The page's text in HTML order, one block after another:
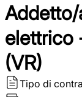
elettrico
(VR)
Tipo di